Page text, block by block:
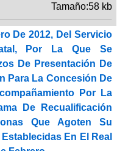
Tamaño:58 kb
De 2012, Del Servicio
Por La Que Se
De Presentación De
Para La Concesión De
Por La
De Recualificación
Que Agoten Su
En El Real